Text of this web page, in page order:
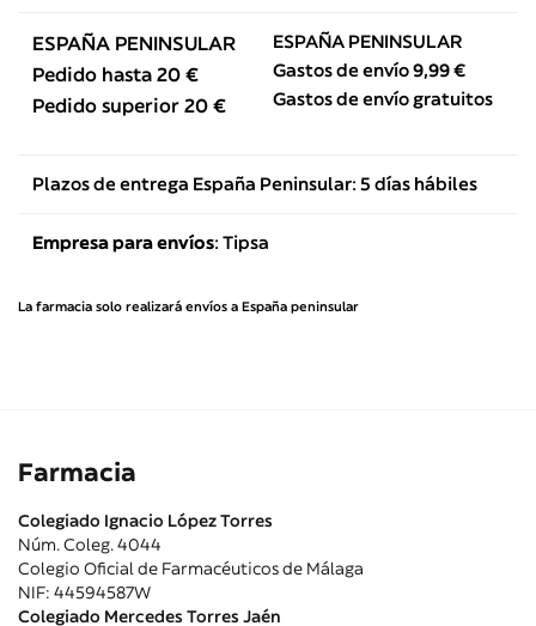
ESPAÑA PENINSULAR
Pedido hasta 20 €
Pedido superior 20 €
ESPAÑA PENINSULAR
Gastos de envío 9,99 €
Gastos de envío gratuitos
Plazos de entrega España Peninsular: 5 días hábiles
Empresa para envíos: Tipsa
La farmacia solo realizará envíos a España peninsular
Farmacia
Colegiado Ignacio López Torres
Núm. Coleg. 4044
Colegio Oficial de Farmacéuticos de Málaga
NIF: 44594587W
Colegiado Mercedes Torres Jaén